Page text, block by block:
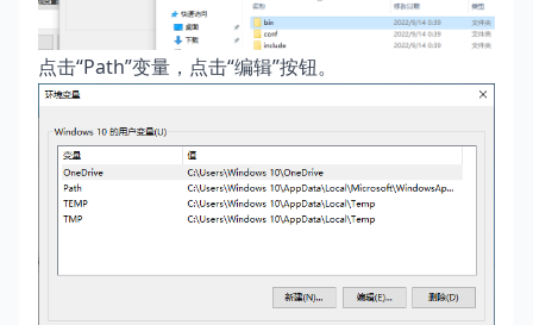
点击“Path”变量，点击“编辑”按钮。